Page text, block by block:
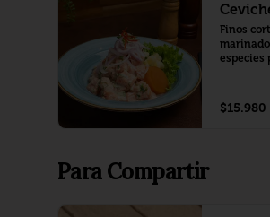
Finos
especies
$15.980
Para Compartir